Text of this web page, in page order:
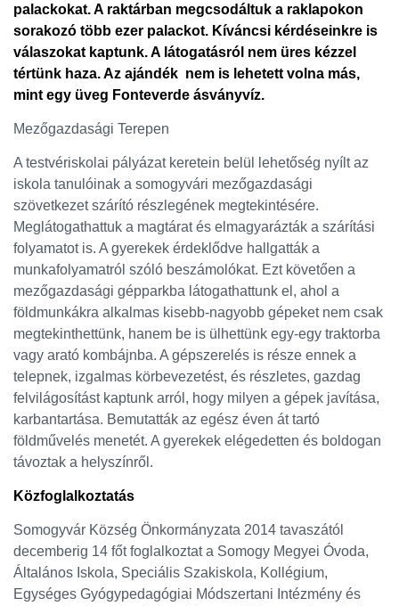
palackokat. A raktárban megcsodáltuk a raklapokon
sorakozó több ezer palackot. Kíváncsi kérdéseinkre is
válaszokat kaptunk. A látogatásról nem üres kézzel
tértünk haza. Az ajándék nem is lehetett volna más,
mint egy üveg Fonteverde ásványvíz.
Mezőgazdasági Terepen
A testvériskolai pályázat keretein belül lehetőség nyílt az
iskola tanulóinak a somogyvári mezőgazdasági
szövetkezet szárító részlegének megtekintésére.
Meglátogathattuk a magtárat és elmagyarázták a szárítási
folyamatot is. A gyerekek érdeklődve hallgatták a
munkafolyamatról szóló beszámolókat. Ezt követően a
mezőgazdasági gépparkba látogathattunk el, ahol a
földmunkákra alkalmas kisebb-nagyobb gépeket nem csak
megtekinthettünk, hanem be is ülhettünk egy-egy traktorba
vagy arató kombájnba. A gépszerelés is része ennek a
telepnek, izgalmas körbevezetést, és részletes, gazdag
felvilágosítást kaptunk arról, hogy milyen a gépek javítása,
karbantartása. Bemutatták az egész éven át tartó
földművelés menetét. A gyerekek elégedetten és boldogan
távoztak a helyszínről.
Közfoglalkoztatás
Somogyvár Község Önkormányzata 2014 tavaszától
decemberig 14 főt foglalkoztat a Somogy Megyei Óvoda,
Általános Iskola, Speciális Szakiskola, Kollégium,
Egységes Gyógypedagógiai Módszertani Intézmény és